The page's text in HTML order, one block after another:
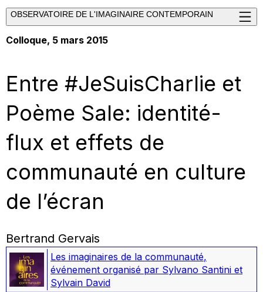
OBSERVATOIRE DE L'IMAGINAIRE CONTEMPORAIN
Colloque, 5 mars 2015
Entre #JeSuisCharlie et
Poème Sale: identité-
flux et effets de
communauté en culture
de l’écran
Bertrand Gervais
Les imaginaires de la communauté,
événement organisé par Sylvano Santini et
Sylvain David